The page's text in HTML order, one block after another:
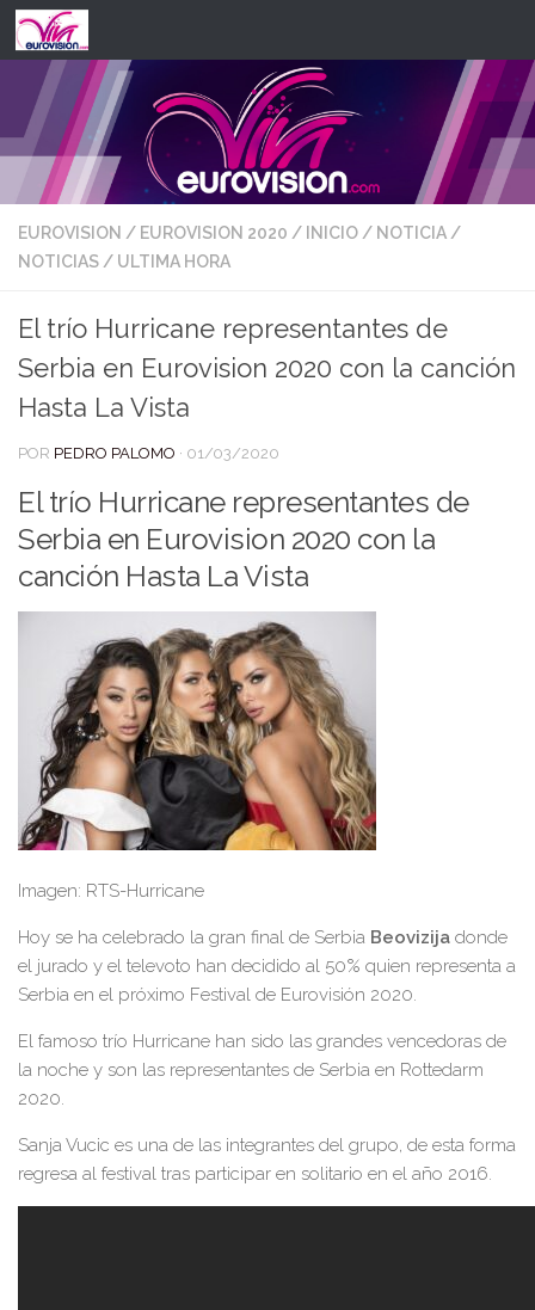
Saltar al contenido
EUROVISION / EUROVISION 2020 / INICIO/ NOTICIA/
NOTICIAS/ ULTIMA HORA
El trío Hurricane representantes de
Serbia en Eurovision 2020 con la canción
Hasta La Vista
POR PEDRO PALOMO · 01/03/2020
El trío Hurricane representantes de
Serbia en Eurovision 2020 con la
canción Hasta La Vista
Imagen: RTS-Hurricane
Hoy se ha celebrado la gran final de Serbia Beovizija donde
el jurado y el televoto han decidido al 50% quien representa a
Serbia en el próximo Festival de Eurovisión 2020.
El famoso trío Hurricane han sido las grandes vencedoras de
la noche y son las representantes de Serbia en Rottedarm
2020.
Sanja Vucic es una de las integrantes del grupo, de esta forma
regresa al festival tras participar en solitario en el año 2016.